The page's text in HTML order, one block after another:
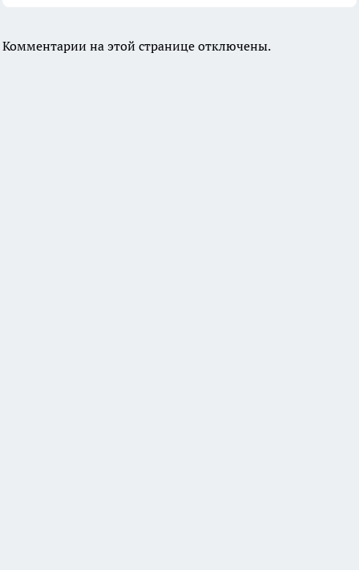
Комментарии на этой странице отключены.